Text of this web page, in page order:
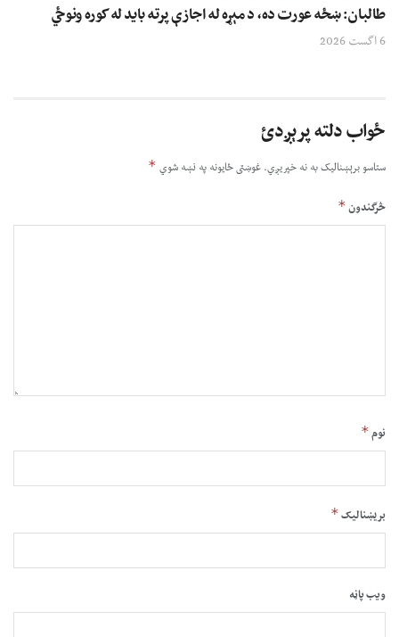
طالبان: ښځه عورت ده، د مېړه له اجازې پرته باید له کوره ونوځي
6 اگست 2026
ځواب دلته پرېږدئ
ستاسو برېښناليک به نه خپريږي.غوښتى ځایونه په نښه شوي *
څرگندون*
نوم*
بریښنالیک*
ویب پاڼه